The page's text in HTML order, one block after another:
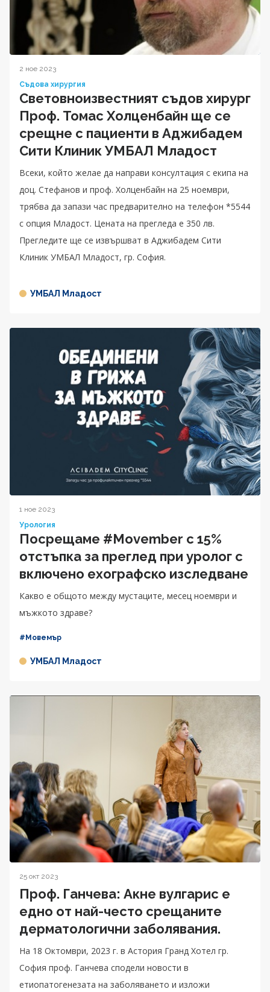
2 ное 2023
Съдова хирургия
Световноизвестният съдов хирург
Проф. Томас Холценбайн ще се
срещне с пациенти в Аджибадем
Сити Клиник УМБАЛ Младост
Всеки, който желае да направи консултация с екипа на
доц. Стефанов и проф. Холценбайн на 25 ноември,
трябва да запази час предварително на телефон *5544
с опция Младост. Цената на прегледа е 350 лв.
Прегледите ще се извършват в Аджибадем Сити
Клиник УМБАЛ Младост, гр. София.
УМБАЛ Младост
1 ное 2023
Урология
Посрещаме #Movember с 15%
отстъпка за преглед при уролог с
включено ехографско изследване
Какво е общото между мустаците, месец ноември и
мъжкото здраве?
#Мовемър
УМБАЛ Младост
25 окт 2023
Проф. Ганчева: Акне вулгарис е
едно от най-често срещаните
дерматологични заболявания.
На 18 Октомври, 2023 г. в Астория Гранд Хотел гр.
София проф. Ганчева сподели новости в
етиопатогенезата на заболяването и изложи